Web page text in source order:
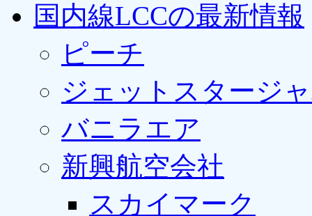
国内線LCCの最新情報
ピーチ
ジェットスタージ
バニラエア
新興航空会社
スカイマーク